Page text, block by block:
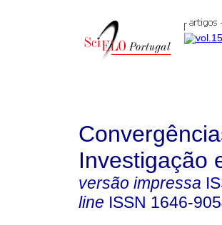
Investigação
versão impressa
line ISSN 1646-